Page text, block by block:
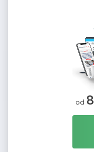
od